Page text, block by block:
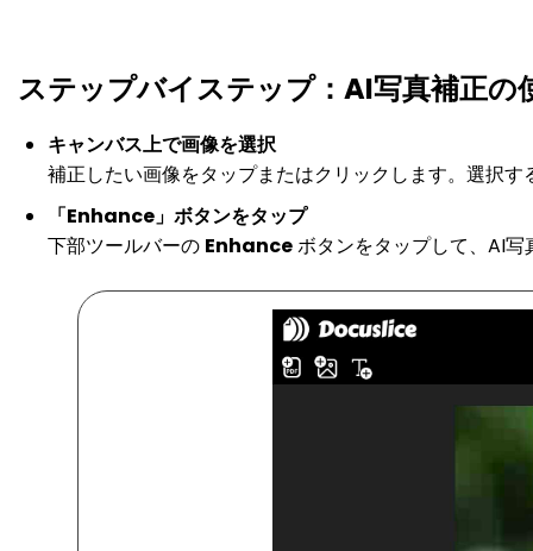
ステップバイステップ：AI写真補正の
キャンバス上で画像を選択
補正したい画像をタップまたはクリックします。選択
「Enhance」ボタンをタップ
下部ツールバーの Enhanceボタンをタップして、AI